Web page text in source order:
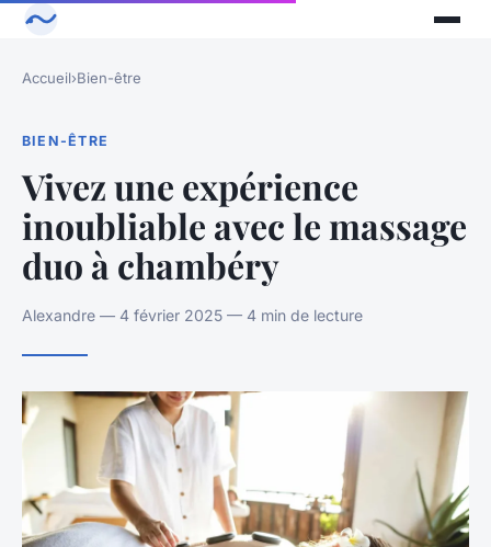
Accueil›Bien-être
BIEN-ÊTRE
Vivez une expérience
inoubliable avec le massage
duo à chambéry
Alexandre — 4 février 2025 — 4 min de lecture